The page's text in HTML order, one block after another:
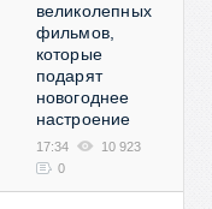
великолепных
фильмов,
которые
подарят
новогоднее
настроение
17:34
10 923
0